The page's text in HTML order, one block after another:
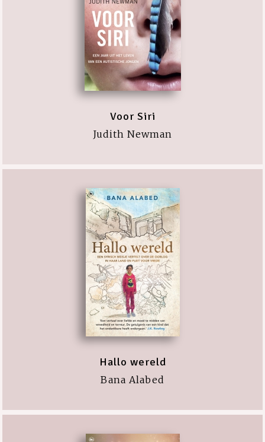
Voor Siri
Judith Newman
Hallo wereld
Bana Alabed